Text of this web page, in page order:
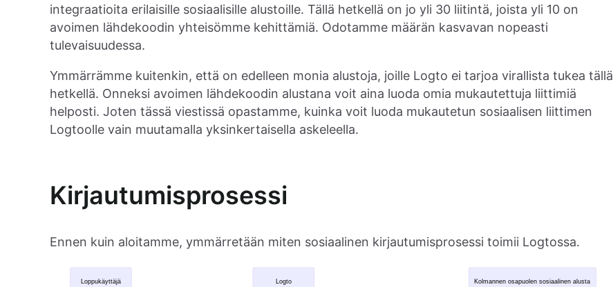
integraatioita erilaisille sosiaalisille alustoille. Tällä hetkellä on jo yli 30 liitintä, joista yli 10 on
avoimen lähdekoodin yhteisömme kehittämiä. Odotamme määrän kasvavan nopeasti
tulevaisuudessa.
Ymmärrämme kuitenkin, että on edelleen monia alustoja, joille Logto ei tarjoa virallista tukea tällä
hetkellä. Onneksi avoimen lähdekoodin alustana voit aina luoda omia mukautettuja liittimiä
helposti. Joten tässä viestissä opastamme, kuinka voit luoda mukautetun sosiaalisen liittimen
Logtoolle vain muutamalla yksinkertaisella askeleella.
Kirjautumisprosessi
Ennen kuin aloitamme, ymmärretään miten sosiaalinen kirjautumisprosessi toimii Logtossa.